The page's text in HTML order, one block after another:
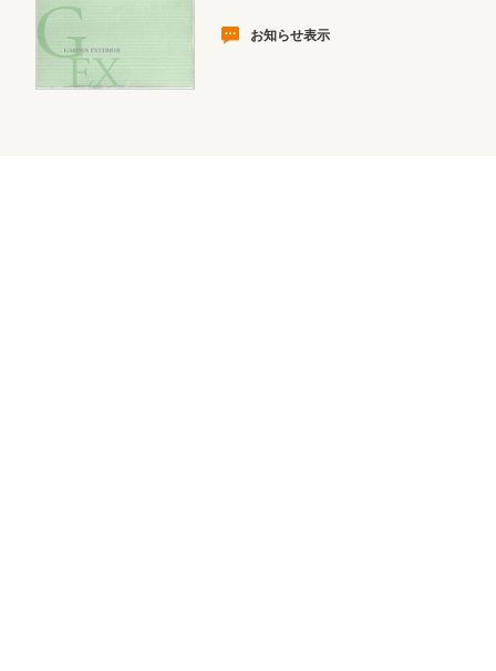
お知らせ表示